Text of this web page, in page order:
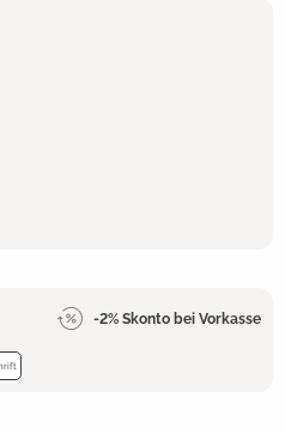
-2% Skonto bei Vorkasse